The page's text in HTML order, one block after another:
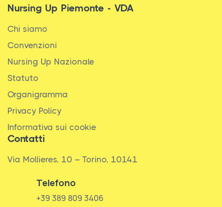
Nursing Up Piemonte - VDA
Chi siamo
Convenzioni
Nursing Up Nazionale
Statuto
Organigramma
Privacy Policy
Informativa sui cookie
Contatti
Via Mollieres, 10 – Torino, 10141
Telefono
+39 389 809 3406